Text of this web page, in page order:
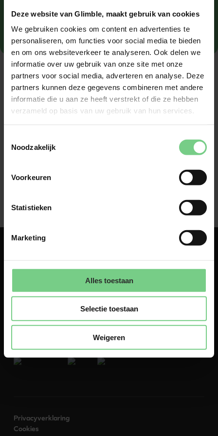
Deze website van Glimble, maakt gebruik van cookies
We gebruiken cookies om content en advertenties te
personaliseren, om functies voor social media te bieden
en om ons websiteverkeer te analyseren. Ook delen we
informatie over uw gebruik van onze site met onze
partners voor social media, adverteren en analyse. Deze
partners kunnen deze gegevens combineren met andere
informatie die u aan ze heeft verstrekt of die ze hebben
verzameld op basis van uw gebruik van hun services.
Noodzakelijk
Voorkeuren
Statistieken
Marketing
Alles toestaan
Selectie toestaan
Weigeren
nog?
Je koopt je ticket voordat de reis begint, het is niet
mogelijk om een ticket tijdens de reis te kopen. Deze
is dan niet geldig.
Over
Volg ons:
Privacyverklaring
Cookies